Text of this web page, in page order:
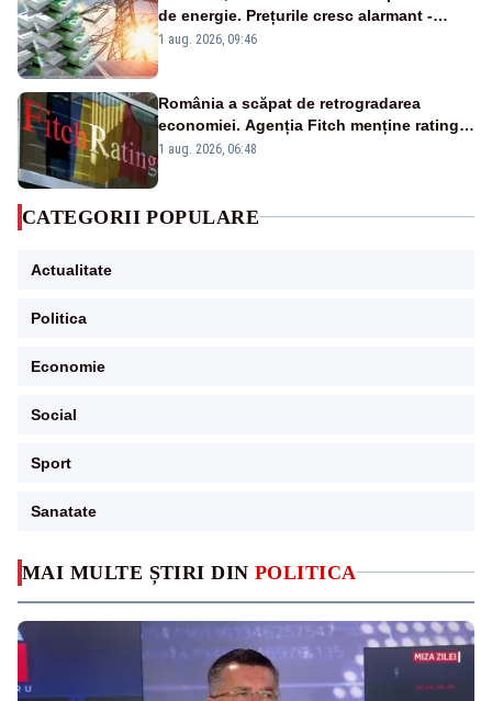
MAI MULTE ȘTIRI DIN POLITICA
de energie. Prețurile cresc alarmant -
Analiză Realitatea Plus
1 aug. 2026, 09:46
România a scăpat de retrogradarea
economiei. Agenția Fitch menține ratingul
„BBB-” cu perspectivă negativă
1 aug. 2026, 06:48
CATEGORII POPULARE
Actualitate
Politica
Economie
Social
Sport
Sanatate